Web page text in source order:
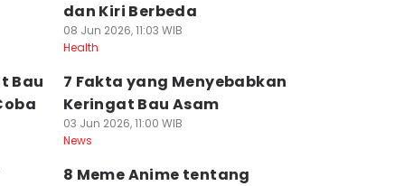
dan Kiri Berbeda
08 Jun 2026, 11:03 WIB
Health
Bau
7 Fakta yang Menyebabkan
Keringat Bau Asam
03 Jun 2026, 11:00 WIB
News
8 Meme Anime tentang